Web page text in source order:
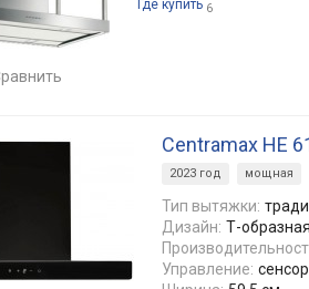
сравнить
Где купить 6
Centramax HE
2023 год мощная
Тип вытяжки:
Дизайн: Т-образная
Управление: